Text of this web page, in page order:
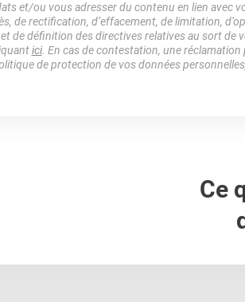
et/ou vous adresser du contenu en lien avec
de rectification, d’effacement, de limitation,
de définition des directives relatives au sort de
ici. En cas de contestation, une
de protection de vos données
Ce